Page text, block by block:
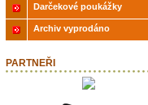
Darčekové poukážky
Archiv vyprodáno
PARTNEŘI